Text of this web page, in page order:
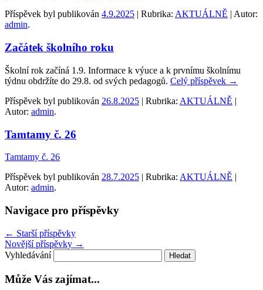
Příspěvek byl publikován 4.9.2025 | Rubrika: AKTUÁLNĚ | Autor:
admin.
Začátek školního roku
Školní rok začíná 1.9. Informace k výuce a k prvnímu školnímu
týdnu obdržíte do 29.8. od svých pedagogů. Celý příspěvek →
Příspěvek byl publikován 26.8.2025 | Rubrika: AKTUÁLNĚ |
Autor: admin.
Tamtamy č. 26
Tamtamy č. 26
Příspěvek byl publikován 28.7.2025 | Rubrika: AKTUÁLNĚ |
Autor: admin.
Navigace pro příspěvky
← Starší příspěvky
Novější příspěvky →
Vyhledávání
Může Vás zajímat...